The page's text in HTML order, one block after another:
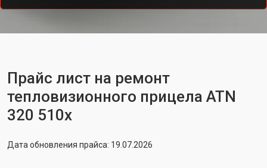
Прайс лист на ремонт
тепловизионного прицела ATN
320 510x
Дата обновления прайса: 19.07.2026